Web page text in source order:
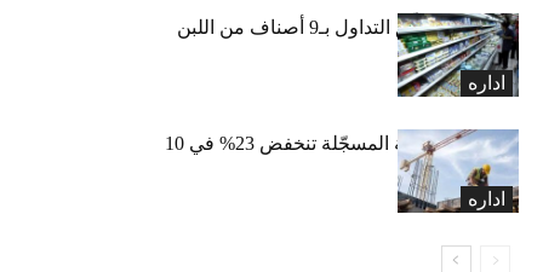
اداره
«الاقتصاد» تعلّق التداول بـ9 أصناف من اللبن
واللبنة
اداره
الرخص العقارية المسجّلة تنخفض 23% في 10
أشهر